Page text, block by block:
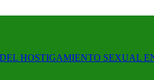
HOSTIGAMIENTO SEXUAL